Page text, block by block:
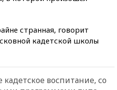
странная, говорит
кадетской школы
воспитание, со